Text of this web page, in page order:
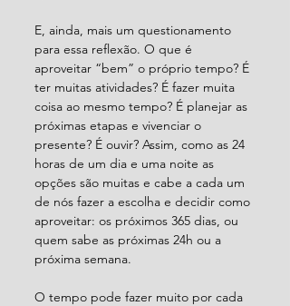
E, ainda, mais um questionamento
para essa reflexão. O que é
aproveitar “bem” o próprio tempo? É
ter muitas atividades? É fazer muita
coisa ao mesmo tempo? É planejar as
próximas etapas e vivenciar o
presente? É ouvir? Assim, como as 24
horas de um dia e uma noite as
opções são muitas e cabe a cada um
de nós fazer a escolha e decidir como
aproveitar: os próximos 365 dias, ou
quem sabe as próximas 24h ou a
próxima semana.
O tempo pode fazer muito por cada